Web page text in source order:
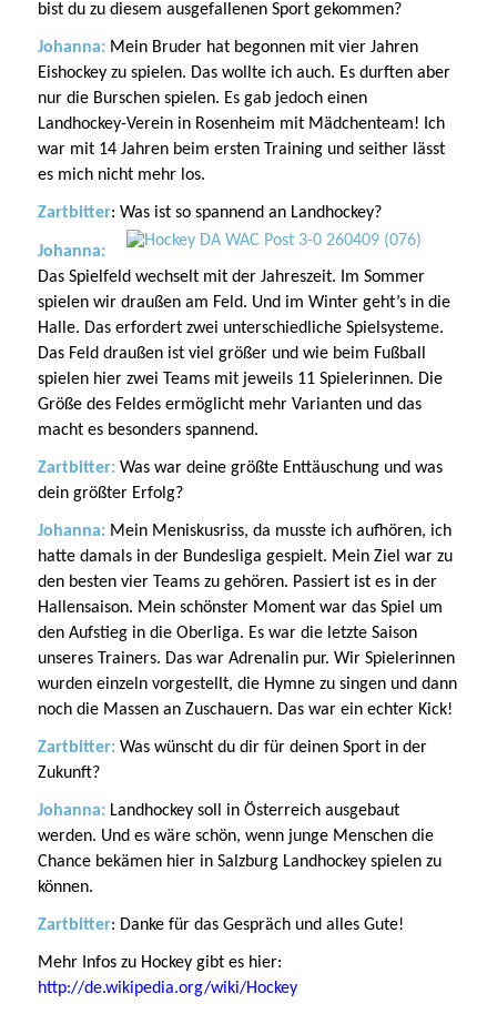
bist du zu diesem ausgefallenen Sport gekommen?
Johanna:Mein Bruder hat begonnen mit vier Jahren
Eishockey zu spielen. Das wollte ich auch. Es durften aber
nur die Burschen spielen. Es gab jedoch einen
Landhockey-Verein in Rosenheim mit Mädchenteam! Ich
war mit 14 Jahren beim ersten Training und seither lässt
es mich nicht mehr los.
Zartbitter: Was ist so spannend an Landhockey?
Johanna:
Das Spielfeld wechselt mit der Jahreszeit. Im Sommer
spielen wir draußen am Feld. Und im Winter geht’s in die
Halle. Das erfordert zwei unterschiedliche Spielsysteme.
Das Feld draußen ist viel größer und wie beim Fußball
spielen hier zwei Teams mit jeweils 11 Spielerinnen. Die
Größe des Feldes ermöglicht mehr Varianten und das
macht es besonders spannend.
Zartbitter:Was war deine größte Enttäuschung und was
dein größter Erfolg?
Johanna:Mein Meniskusriss, da musste ich aufhören, ich
hatte damals in der Bundesliga gespielt. Mein Ziel war zu
den besten vier Teams zu gehören. Passiert ist es in der
Hallensaison. Mein schönster Moment war das Spiel um
den Aufstieg in die Oberliga. Es war die letzte Saison
unseres Trainers. Das war Adrenalin pur. Wir Spielerinnen
wurden einzeln vorgestellt, die Hymne zu singen und dann
noch die Massen an Zuschauern. Das war ein echter Kick!
Zartbitter:Was wünscht du dir für deinen Sport in der
Zukunft?
Johanna:Landhockey soll in Österreich ausgebaut
werden. Und es wäre schön, wenn junge Menschen die
Chance bekämen hier in Salzburg Landhockey spielen zu
können.
Zartbitter: Danke für das Gespräch und alles Gute!
Mehr Infos zu Hockey gibt es hier:
http://de.wikipedia.org/wiki/Hockey